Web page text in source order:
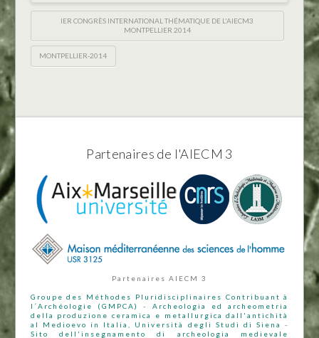
IER CONGRÈS INTERNATIONAL THÉMATIQUE DE L'AIECM3
MONTPELLIER 2014
MONTPELLIER-2014
Partenaires de l'AIECM 3
Partenaires AIECM 3
Groupe des Méthodes Pluridisciplinaires Contribuant à
l´Archéologie (GMPCA)
- Archeologia ed archeometria
della produzione ceramica e metallurgica dall'antichità
al Medioevo in Italia, Università degli Studi di Siena-
Sito dell'insegnamento di archeologia medievale